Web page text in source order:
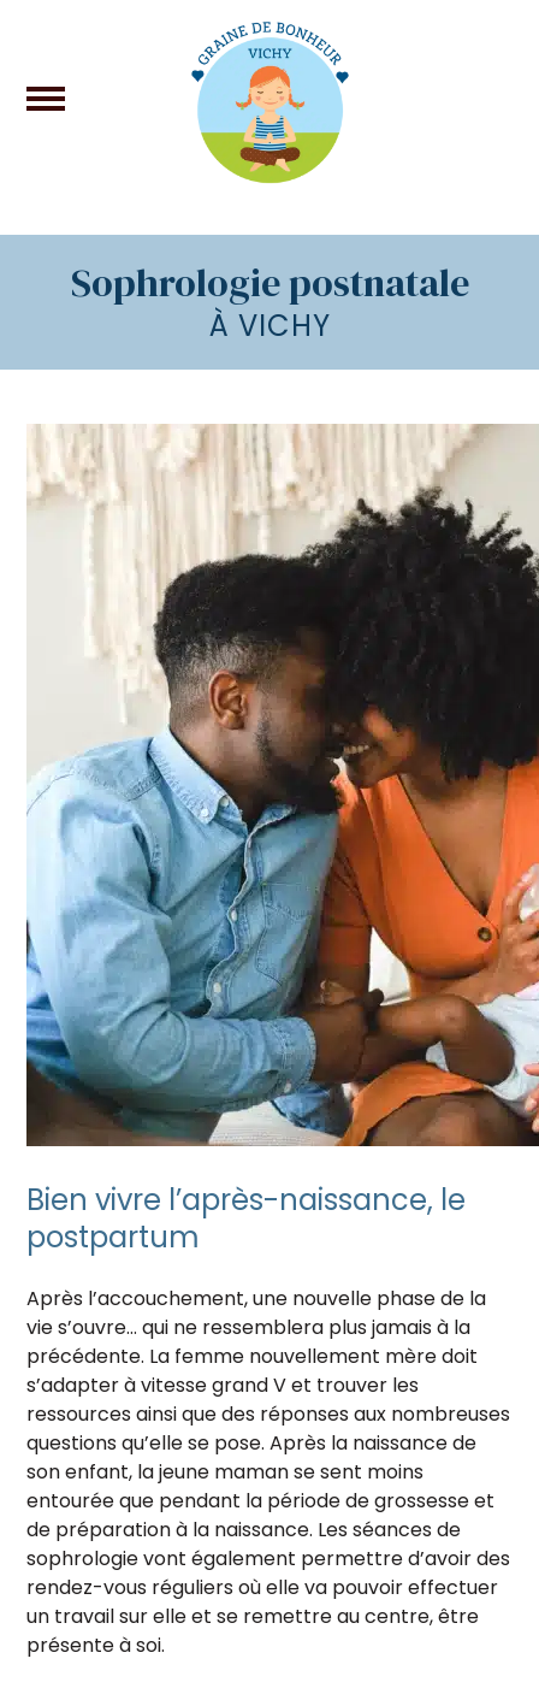
Sophrologie postnatale
À VICHY
Bien vivre l’après-naissance, le
postpartum
Après l’accouchement, une nouvelle phase de la
vie s’ouvre… qui ne ressemblera plus jamais à la
précédente. La femme nouvellement mère doit
s’adapter à vitesse grand V et trouver les
ressources ainsi que des réponses aux nombreuses
questions qu’elle se pose. Après la naissance de
son enfant, la jeune maman se sent moins
entourée que pendant la période de grossesse et
de préparation à la naissance. Les séances de
sophrologie vont également permettre d’avoir des
rendez-vous réguliers où elle va pouvoir effectuer
un travail sur elle et se remettre au centre, être
présente à soi.